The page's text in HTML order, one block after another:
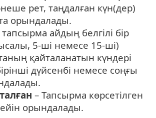
рет, таңдалған күн(дер)
орындалады.
тапсырма айдың белгілі бір
5-ші немесе 15-ші)
қайталанатын күндері
дүйсенбі немесе соңғы
– Тапсырма көрсетілген
орындалады.